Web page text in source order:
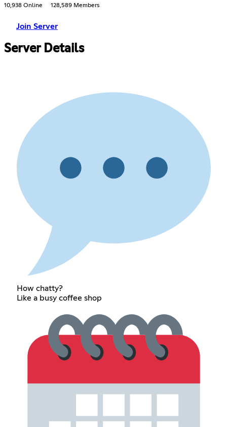
10,938 Online 128,589 Members
Join Server
Server Details
How chatty?
Like a busy coffee shop